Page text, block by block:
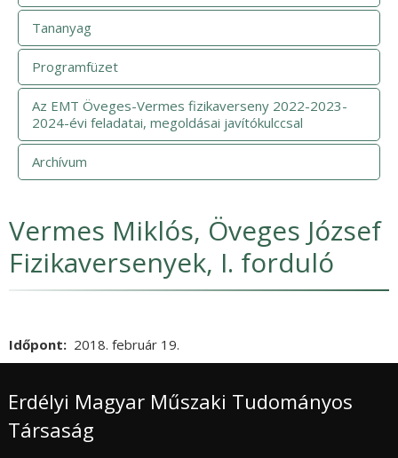
Tananyag
Programfüzet
Az EMT Öveges-Vermes fizikaverseny 2022-2023-
2024-évi feladatai, megoldásai javítókulccsal
Archívum
Vermes Miklós, Öveges József
Fizikaversenyek, I. forduló
Időpont 2018. február 19.
Erdélyi Magyar Műszaki Tudományos
Társaság